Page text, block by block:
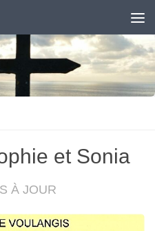
et Sonia
À JOUR